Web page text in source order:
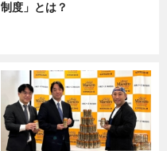
制度」とは？